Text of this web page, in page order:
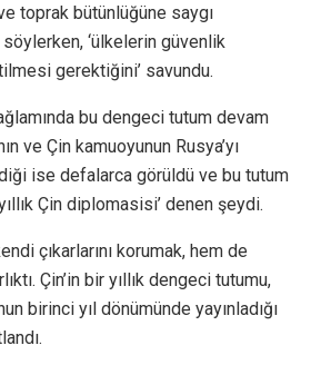
toprak bütünlüğüne saygı
‘ülkelerin güvenlik
gerektiğini’ savundu.
bu dengeci tutum devam
ve Çin kamuoyunun Rusya’yı
ise defalarca görüldü ve bu tutum
Çin diplomasisi’ denen şeydi.
çıkarlarını korumak, hem de
Çin’in bir yıllık dengeci tutumu,
birinci yıl dönümünde yayınladığı